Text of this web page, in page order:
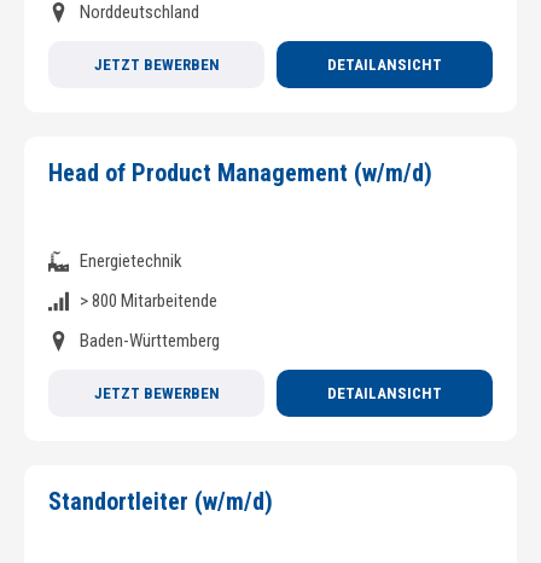
Norddeutschland
JETZT BEWERBEN DETAILANSICHT
Head of Product Management (w/m/d)
Energietechnik
> 800 Mitarbeitende
Baden-Württemberg
JETZT BEWERBEN DETAILANSICHT
Standortleiter (w/m/d)